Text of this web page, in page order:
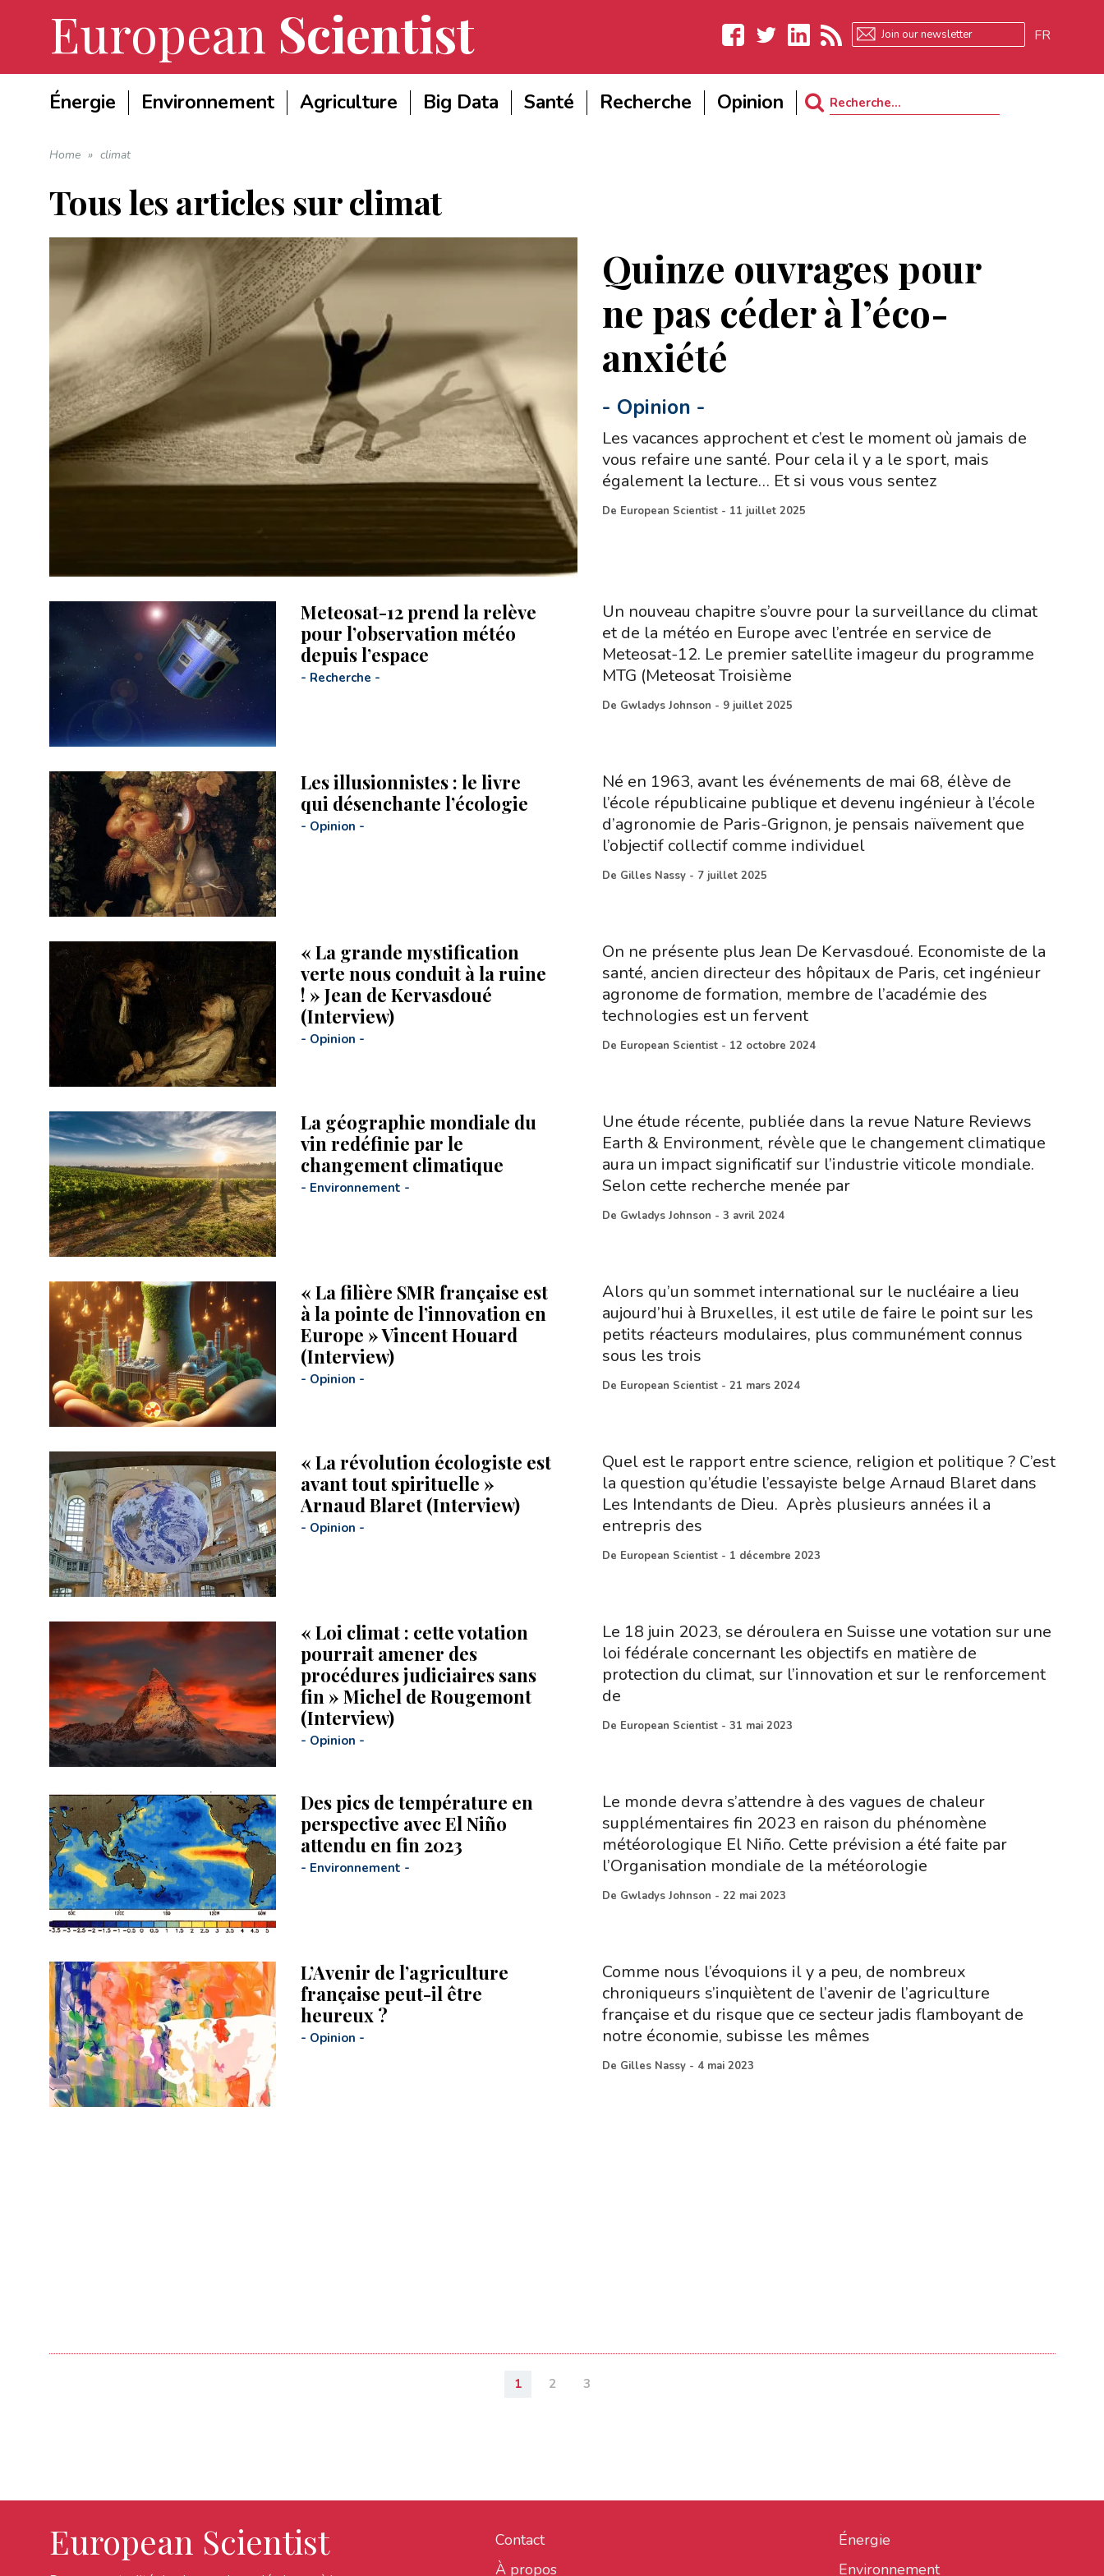
European Scientist
LinkedIn
FR
Énergie Environnement Agriculture Big Data Santé Recherche Opinion
Search
Home » climat
Tous les articles surclimat
Quinze ouvrages pour
ne pas céder à l’éco-
anxiété
- Opinion -
Les vacances approchent et c’est le moment où jamais de
vous refaire une santé. Pour cela il y a le sport, mais
également la lecture… Et si vous vous sentez
De European Scientist - 11 juillet 2025
Meteosat-12 prend la relève
pour l’observation météo
depuis l’espace
- Recherche -
Un nouveau chapitre s’ouvre pour la surveillance du climat
et de la météo en Europe avec l’entrée en service de
Meteosat-12. Le premier satellite imageur du programme
MTG (Meteosat Troisième
De Gwladys Johnson - 9 juillet 2025
Les illusionnistes : le livre
qui désenchante l’écologie
- Opinion -
Né en 1963, avant les événements de mai 68, élève de
l’école républicaine publique et devenu ingénieur à l’école
d’agronomie de Paris-Grignon, je pensais naïvement que
l’objectif collectif comme individuel
De Gilles Nassy - 7 juillet 2025
« La grande mystification
verte nous conduit à la ruine
! » Jean de Kervasdoué
(Interview)
- Opinion -
On ne présente plus Jean De Kervasdoué. Economiste de la
santé, ancien directeur des hôpitaux de Paris, cet ingénieur
agronome de formation, membre de l’académie des
technologies est un fervent
De European Scientist - 12 octobre 2024
La géographie mondiale du
vin redéfinie par le
changement climatique
- Environnement -
Une étude récente, publiée dans la revue Nature Reviews
Earth & Environment, révèle que le changement climatique
aura un impact significatif sur l’industrie viticole mondiale.
Selon cette recherche menée par
De Gwladys Johnson - 3 avril 2024
« La filière SMR française est
à la pointe de l’innovation en
Europe » Vincent Houard
(Interview)
- Opinion -
Alors qu’un sommet international sur le nucléaire a lieu
aujourd’hui à Bruxelles, il est utile de faire le point sur les
petits réacteurs modulaires, plus communément connus
sous les trois
De European Scientist - 21 mars 2024
« La révolution écologiste est
avant tout spirituelle »
Arnaud Blaret (Interview)
- Opinion -
Quel est le rapport entre science, religion et politique ? C’est
la question qu’étudie l’essayiste belge Arnaud Blaret dans
Les Intendants de Dieu. Après plusieurs années il a
entrepris des
De European Scientist - 1 décembre 2023
« Loi climat : cette votation
pourrait amener des
procédures judiciaires sans
fin » Michel de Rougemont
(Interview)
- Opinion -
Le 18 juin 2023, se déroulera en Suisse une votation sur une
loi fédérale concernant les objectifs en matière de
protection du climat, sur l’innovation et sur le renforcement
de
De European Scientist - 31 mai 2023
Des pics de température en
perspective avec El Niño
attendu en fin 2023
- Environnement -
Le monde devra s’attendre à des vagues de chaleur
supplémentaires fin 2023 en raison du phénomène
météorologique El Niño. Cette prévision a été faite par
l’Organisation mondiale de la météorologie
De Gwladys Johnson - 22 mai 2023
L’Avenir de l’agriculture
française peut-il être
heureux ?
- Opinion -
Comme nous l’évoquions il y a peu, de nombreux
chroniqueurs s’inquiètent de l’avenir de l’agriculture
française et du risque que ce secteur jadis flamboyant de
notre économie, subisse les mêmes
De Gilles Nassy - 4 mai 2023
1 2 3
European Scientist
Contact
À propos
Énergie
Environnement